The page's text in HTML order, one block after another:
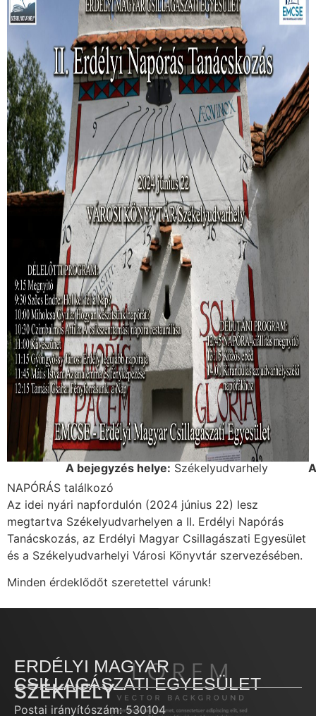
A bejegyzés helye: Székelyudvarhely
NAPÓRÁS találkozó
Az idei nyári napfordulón (2024 június 22) lesz
megtartva Székelyudvarhelyen a II. Erdélyi Napórás
Tanácskozás, az Erdélyi Magyar Csillagászati Egyesület
és a Székelyudvarhelyi Városi Könyvtár szervezésében.
Minden érdeklődőt szeretettel várunk!
ERDÉLYI MAGYAR
CSILLAGÁSZATI EGYESÜLET
SZÉKHELY
Postai irányítószám: 530104